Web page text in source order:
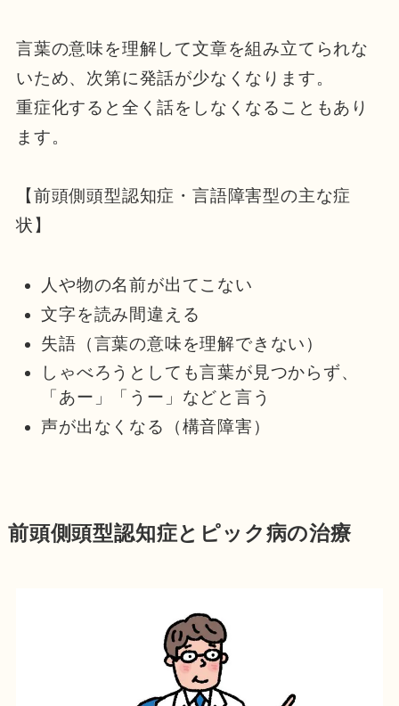
言葉の意味を理解して文章を組み立てられな
いため、次第に発話が少なくなります。
重症化すると全く話をしなくなることもあり
ます。
【前頭側頭型認知症・言語障害型の主な症
状】
人や物の名前が出てこない
文字を読み間違える
失語（言葉の意味を理解できない）
しゃべろうとしても言葉が見つからず、
「あー」「うー」などと言う
声が出なくなる（構音障害）
前頭側頭型認知症とピック病の治療